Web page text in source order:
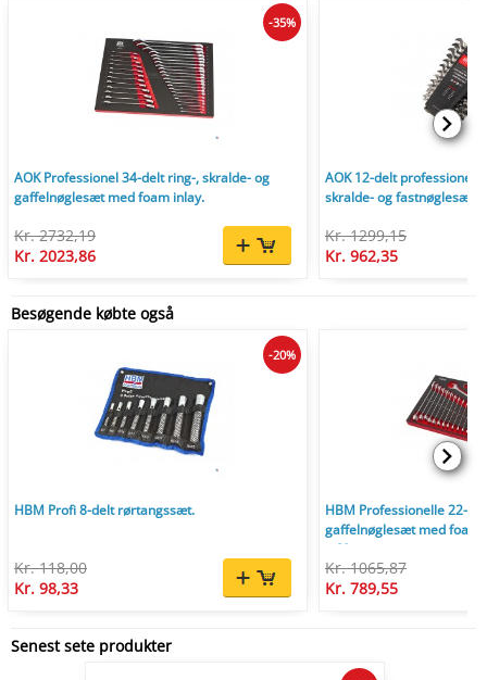
AOK Professionel 34-delt ring-, skralde- og
gaffelnøglesæt med foam inlay.
Kr. 2732,19
Kr. 2023,86
-35%
AOK 12-delt professionel
skralde- og fastnøglesæt.
Kr. 1299,15
Kr. 962,35
Besøgende købte også
HBM Profi 8-delt rørtangssæt.
Kr. 118,00
Kr. 98,33
-20%
HBM Professionelle 22-
gaffelnøglesæt med foam
x 60 mm.
Kr. 1065,87
Kr. 789,55
Senest sete produkter